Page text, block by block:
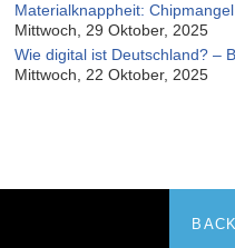
Materialknappheit:
Mittwoch, 29 Oktober, 2025
Wie digital ist Deutschland? –
Mittwoch, 22 Oktober, 2025